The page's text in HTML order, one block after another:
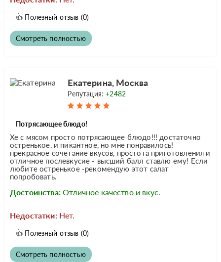
👍 Полезный отзыв (0)
Смотреть полностью
Екатерина, Москва
Репутация:+2482
Потрясающее блюдо!
Хе с мясом просто потрясающее блюдо!!! достаточно
остренькое, и пикантное, но мне понравилось!
прекрасное сочетание вкусов, простота приготовления и
отличное послевкусие - высший балл ставлю ему! Если
любите остренькое -рекомендую этот салат
попробовать.
Достоинства: Отличное качество и вкус.
Недостатки: Нет.
👍 Полезный отзыв (0)
Смотреть полностью